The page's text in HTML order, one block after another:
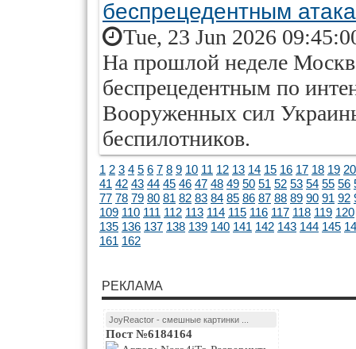
беспрецедентным
Tue, 23 Jun 2026
На прошлой неделе
беспрецедентным по
Вооруженных сил
беспилотников.
1 2 3 4 5 6 7 8 9 10 11 12 13 14 15 16 17 18 19 20
41 42 43 44 45 46 47 48 49 50 51 52 53 54 55 56
77 78 79 80 81 82 83 84 85 86 87 88 89 90 91 92
109 110 111 112 113 114 115 116 117 118 119 120
135 136 137 138 139 140 141 142 143 144 145
161 162
РЕКЛАМА
JoyReactor - смешные картинки ...
Пост №6184164